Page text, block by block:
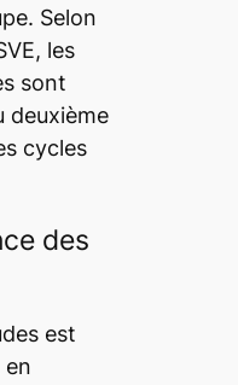
Selon
les
sont
deuxième
cycles
des
est
en